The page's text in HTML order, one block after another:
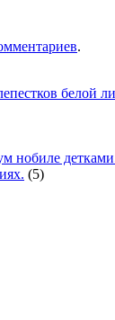
.
белой
нобиле
(5)